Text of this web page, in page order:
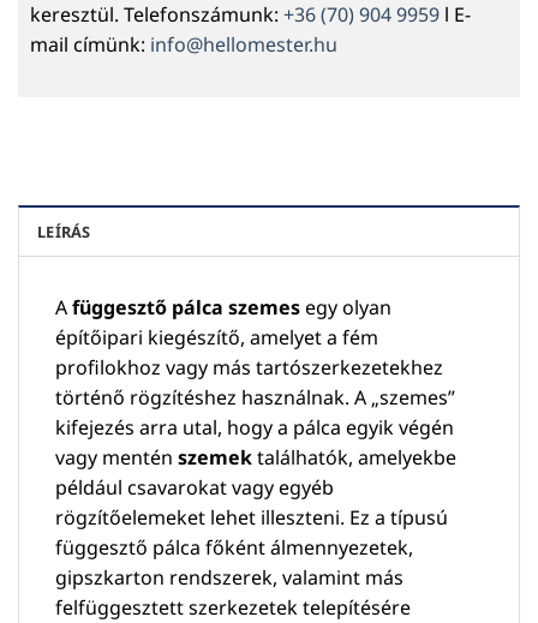
keresztül. Telefonszámunk: +36 (70) 904 9959 l E-
mail címünk: info@hellomester.hu
LEÍRÁS
Afüggesztő pálca szemesegy olyan
építőipari kiegészítő, amelyet a fém
profilokhoz vagy más tartószerkezetekhez
történő rögzítéshez használnak. A „szemes”
kifejezés arra utal, hogy a pálca egyik végén
vagy mentén szemektalálhatók, amelyekbe
például csavarokat vagy egyéb
rögzítőelemeket lehet illeszteni. Ez a típusú
függesztő pálca főként álmennyezetek,
gipszkarton rendszerek, valamint más
felfüggesztett szerkezetek telepítésére